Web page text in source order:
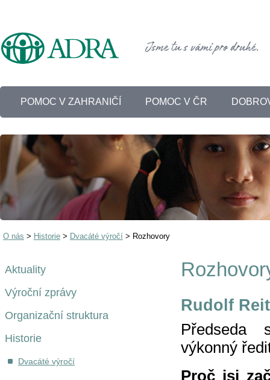
POMOC V ZAHRANIČÍ POMOC V ČR
O nás > Historie > Dvacáté výročí > Rozhovory
Aktuality
Výroční zprávy
Organizační struktura
Historie
Dvacáté výročí
Rudolf
Předseda
výkonný
Proč jsi